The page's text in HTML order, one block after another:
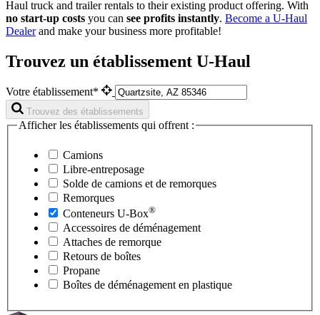
Haul truck and trailer rentals to their existing product offering. With
no start-up costs you can see profits instantly. Become a U-Haul
Dealerand make your business more profitable!
Trouvez un établissement U-Haul
Votre établissement*
Trouvez des établissements
Afficher les établissements qui offrent :
Camions
Libre-entreposage
Solde de camions et de remorques
Remorques
Conteneurs U-Box®
Accessoires de déménagement
Attaches de remorque
Retours de boîtes
Propane
Boîtes de déménagement en plastique